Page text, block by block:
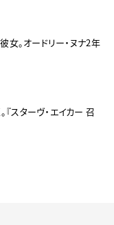
女。オードリー・ヌナ2年
スターヴ・エイカー 召